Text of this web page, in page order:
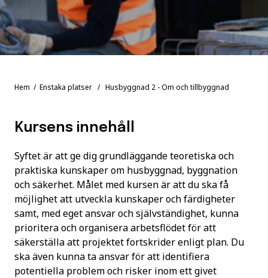
Hem / Enstaka platser / Husbyggnad 2 - Om och tillbyggnad
Kursens innehåll
Syftet är att ge dig grundläggande teoretiska och
praktiska kunskaper om husbyggnad, byggnation
och säkerhet. Målet med kursen är att du ska få
möjlighet att utveckla kunskaper och färdigheter
samt, med eget ansvar och självständighet, kunna
prioritera och organisera arbetsflödet för att
säkerställa att projektet fortskrider enligt plan. Du
ska även kunna ta ansvar för att identifiera
potentiella problem och risker inom ett givet